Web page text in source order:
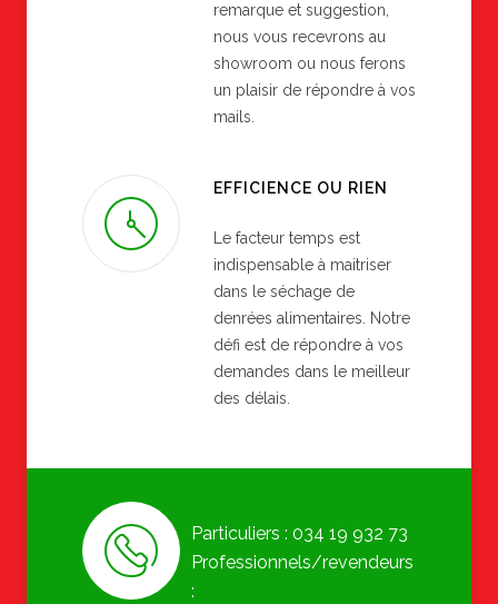
remarque et suggestion,
nous vous recevrons au
showroom ou nous ferons
un plaisir de répondre à vos
mails.
EFFICIENCE OU RIEN
Le facteur temps est
indispensable à maitriser
dans le séchage de
denrées alimentaires. Notre
défi est de répondre à vos
demandes dans le meilleur
des délais.
Particuliers : 034 19 932 73
Professionnels/revendeurs
: